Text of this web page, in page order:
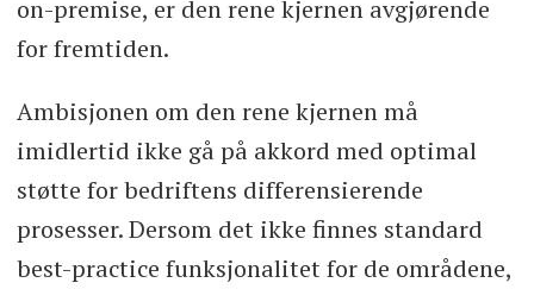
on-premise, er den rene kjernen avgjørende
for fremtiden.
Ambisjonen om den rene kjernen må
imidlertid ikke gå på akkord med optimal
støtte for bedriftens differensierende
prosesser. Dersom det ikke finnes standard
best-practice funksjonalitet for de områdene,